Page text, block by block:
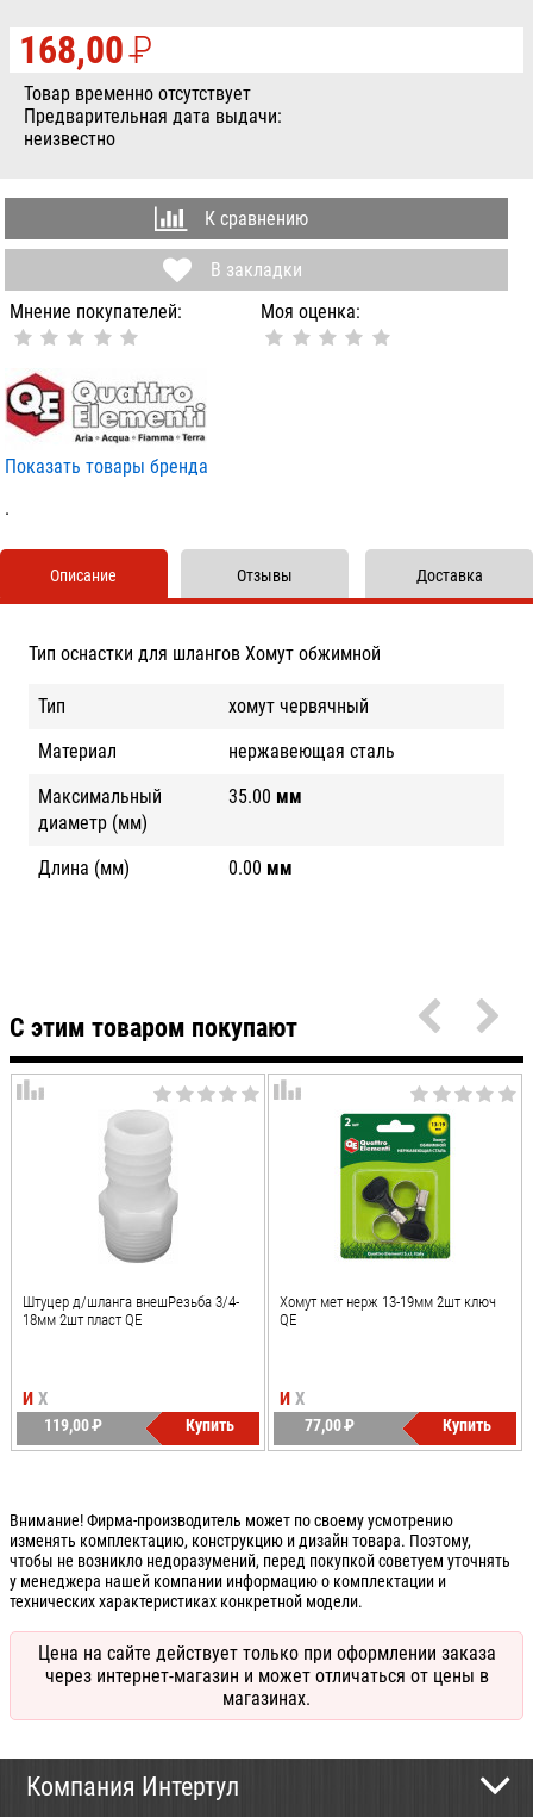
168,00P
УБ.
Товар временно отсутствует
Предварительная дата выдачи:
неизвестно
К сравнению
В закладки
Мнение покупателей:
Моя оценка:
Показать товары бренда
.
Описание
Тип оснастки для шлангов Хомут обжимной
Тип
хомут червячный
Материал
нержавеющая сталь
Максимальный
диаметр (мм)
35.00 мм
Длина (мм) 0.00 мм
Отзывы Доставка
С этим товаром покупают
Штуцер д/шланга внешРезьба 3/4-
18мм 2шт пласт QE
И Х
119,00P
УБ.
Купить
Хомут мет нерж 13-19мм 2шт ключ
QE
И Х
77,00P
УБ.
Купить
Внимание! Фирма-производитель может по своему усмотрению
изменять комплектацию, конструкцию и дизайн товара. Поэтому,
чтобы не возникло недоразумений, перед покупкой советуем уточнять
у менеджера нашей компании информацию о комплектации и
технических характеристиках конкретной модели.
Цена на сайте действует только при оформлении заказа
через интернет-магазин и может отличаться от цены в
магазинах.
Компания Интертул